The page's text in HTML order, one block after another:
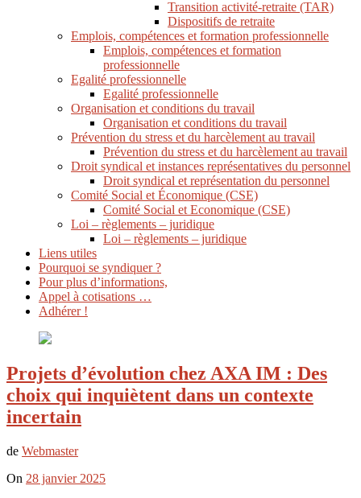
Transition activité-retraite (TAR)
Dispositifs de retraite
Emplois, compétences et formation professionnelle
Emplois, compétences et formation
professionnelle
Egalité professionnelle
Egalité professionnelle
Organisation et conditions du travail
Organisation et conditions du travail
Prévention du stress et du harcèlement au travail
Prévention du stress et du harcèlement au travail
Droit syndical et instances représentatives du personnel
Droit syndical et représentation du personnel
Comité Social et Économique (CSE)
Comité Social et Economique (CSE)
Loi – règlements – juridique
Loi – règlements – juridique
Liens utiles
Pourquoi se syndiquer ?
Pour plus d’informations,
Appel à cotisations …
Adhérer !
Projets d’évolution chez AXA IM : Des
choix qui inquiètent dans un contexte
incertain
de Webmaster
On 28 janvier 2025